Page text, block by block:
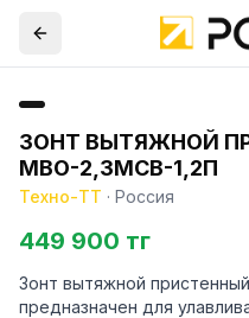
ЗОНТ ВЫТЯЖНОЙ
МВО-2,3МСВ-1,2П
Техно-ТТ · Россия
449 900 тг
Зонт вытяжной
предназначен для